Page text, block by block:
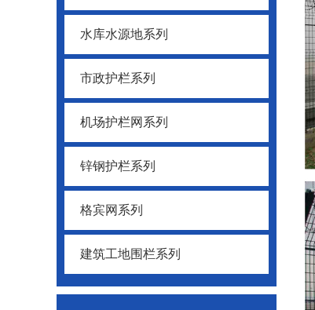
水库水源地系列
市政护栏系列
机场护栏网系列
锌钢护栏系列
格宾网系列
建筑工地围栏系列